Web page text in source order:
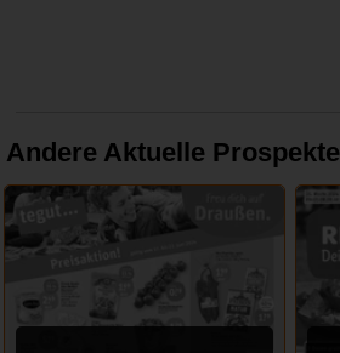
Andere Aktuelle Prospekte